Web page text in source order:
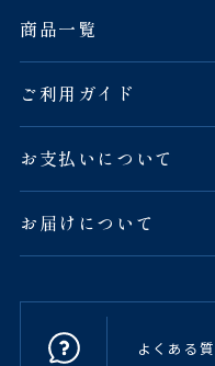
商品一覧
ご利用ガイド
お支払いについて
お届けについて
よくある